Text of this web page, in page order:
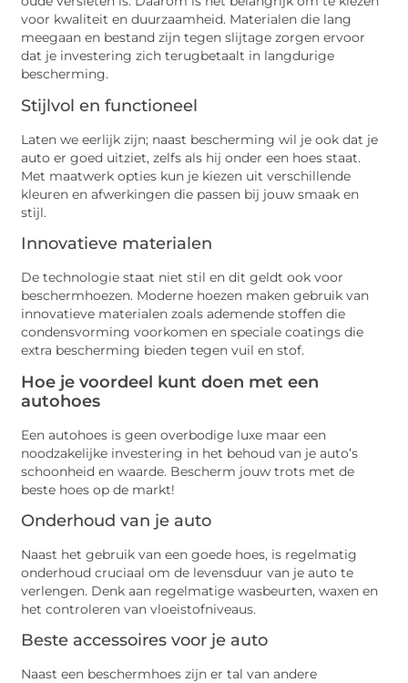
voor kwaliteit en duurzaamheid. Materialen die lang
meegaan en bestand zijn tegen slijtage zorgen ervoor
dat je investering zich terugbetaalt in langdurige
bescherming.
Stijlvol en functioneel
Laten we eerlijk zijn; naast bescherming wil je ook dat je
auto er goed uitziet, zelfs als hij onder een hoes staat.
Met maatwerk opties kun je kiezen uit verschillende
kleuren en afwerkingen die passen bij jouw smaak en
stijl.
Innovatieve materialen
De technologie staat niet stil en dit geldt ook voor
beschermhoezen. Moderne hoezen maken gebruik van
innovatieve materialen zoals ademende stoffen die
condensvorming voorkomen en speciale coatings die
extra bescherming bieden tegen vuil en stof.
Hoe je voordeel kunt doen met een
autohoes
Een autohoes is geen overbodige luxe maar een
noodzakelijke investering in het behoud van je auto’s
schoonheid en waarde. Bescherm jouw trots met de
beste hoes op de markt!
Onderhoud van je auto
Naast het gebruik van een goede hoes, is regelmatig
onderhoud cruciaal om de levensduur van je auto te
verlengen. Denk aan regelmatige wasbeurten, waxen en
het controleren van vloeistofniveaus.
Beste accessoires voor je auto
Naast een beschermhoes zijn er tal van andere